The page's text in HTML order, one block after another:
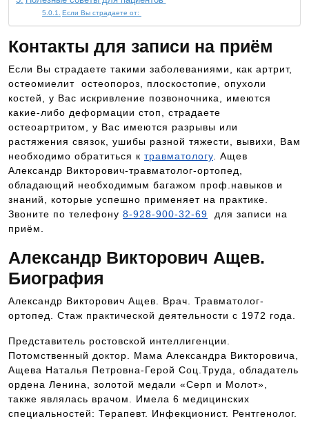
Если Вы страдаете от:
Контакты для записи на приём
Если Вы страдаете такими заболеваниями, как артрит,
остеомиелит остеопороз, плоскостопие, опухоли
костей, у Вас искривление позвоночника, имеются
какие-либо деформации стоп, страдаете
остеоартритом, у Вас имеются разрывы или
растяжения связок, ушибы разной тяжести, вывихи, Вам
необходимо обратиться к травматологу . Ащев
Александр Викторович-травматолог-ортопед,
обладающий необходимым багажом проф.навыков и
знаний, которые успешно применяет на практике.
Звоните по телефону 8-928-900-32-69 для записи на
приём.
Александр Викторович Ащев.
Биография
Александр Викторович Ащев. Врач. Травматолог-
ортопед. Стаж практической деятельности с 1972 года.
Представитель ростовской интеллигенции.
Потомственный доктор. Мама Александра Викторовича,
Ащева Наталья Петровна-Герой Соц.Труда, обладатель
ордена Ленина, золотой медали «Серп и Молот»,
также являлась врачом. Имела 6 медицинских
специальностей: Терапевт. Инфекционист. Рентгенолог.